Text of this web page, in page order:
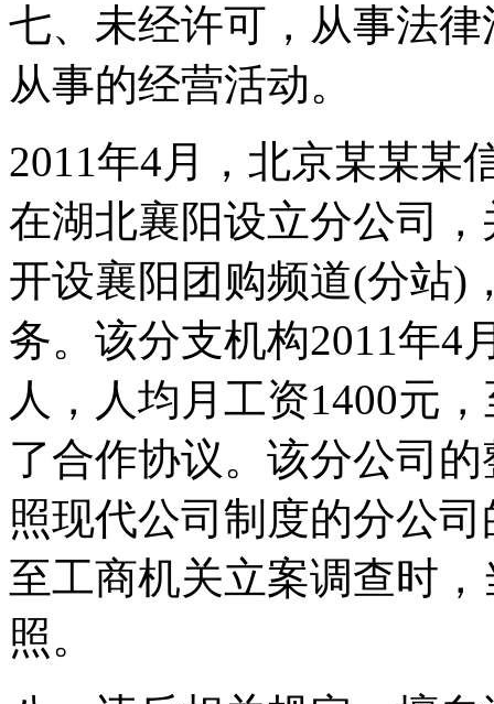
七、未经许可，从事法
从事的经营活动。
2011年4月，北京某某某
在湖北襄阳设立分公司
开设襄阳团购频道(分站)
务。该分支机构2011年4
人，人均月工资1400元
了合作协议。该分公司
照现代公司制度的分公
至工商机关立案调查时
照。